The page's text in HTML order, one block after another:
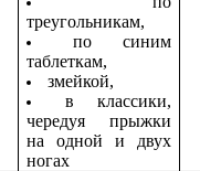
треугольникам,
по синим
таблеткам,
змейкой,
в классики,
чередуя прыжки
на одной и двух
ногах